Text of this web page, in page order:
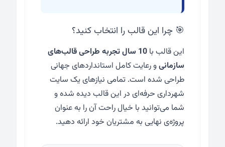
🎯 چرا این قالب را انتخاب کنید؟
این قالب با
10 سال تجربه طراحی قالب‌های
سازمانیو رعایت کامل استانداردهای جهانی
طراحی شده است. تمامی نیازهای یک سایت
شهرداری حرفه‌ای در این قالب دیده شده و
شما می‌توانید با خیال راحت آن را به عنوان
پروژه‌ی نهایی به مشتریان خود ارائه دهید.